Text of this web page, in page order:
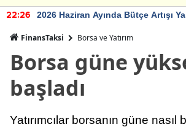
22:26 2026 Haziran Ayında Bütçe Artışı
FinansTaksi Borsa ve Yatırım
Borsa güne
başladı
Yatırımcılar borsanın güne nasıl